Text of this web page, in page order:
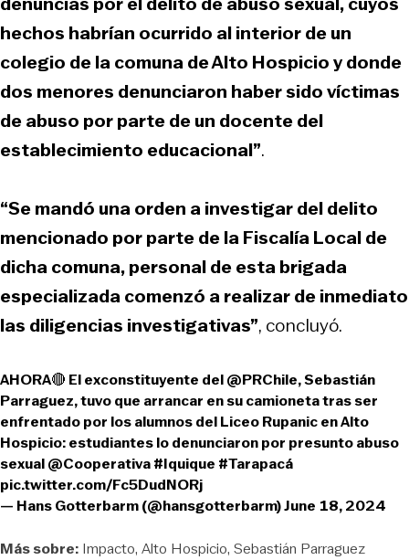
hechos habrían ocurrido al interior de un
colegio de la comuna de Alto Hospicio y donde
dos menores denunciaron haber sido víctimas
de abuso por parte de un docente del
establecimiento educacional”.
“Se mandó una orden a investigar del delito
mencionado por parte de la Fiscalía Local de
dicha comuna, personal de esta brigada
especializada comenzó a realizar de inmediato
las diligencias investigativas”, concluyó.
AHORA🔴 El exconstituyente del@PRChile, Sebastián
Parraguez, tuvo que arrancar en su camioneta tras ser
enfrentado por los alumnos del Liceo Rupanic en Alto
Hospicio: estudiantes lo denunciaron por presunto abuso
sexual@Cooperativa#Iquique #Tarapacá
pic.twitter.com/Fc5DudNORj
— Hans Gotterbarm (@hansgotterbarm)June 18, 2024
Más sobre: Impacto Alto Hospicio Sebastián Parraguez